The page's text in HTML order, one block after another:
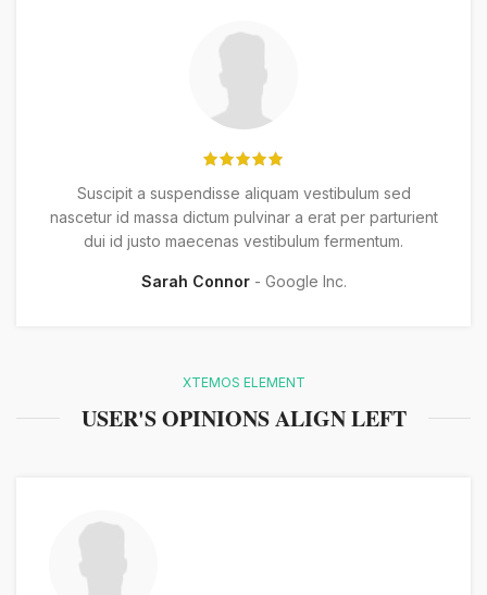
Suscipit a suspendisse aliquam vestibulum sed
nascetur id massa dictum pulvinar a erat per parturient
dui id justo maecenas vestibulum fermentum.
Sarah Connor Google Inc.
XTEMOS ELEMENT
USER'S OPINIONS ALIGN LEFT